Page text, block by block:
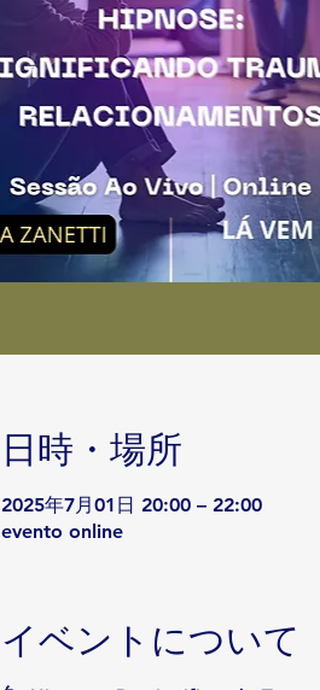
日時・場所
2025年7月01日 20:00 – 22:00
evento online
イベントについて